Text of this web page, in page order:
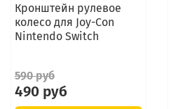
Кронштейн рулевое
колесо для Joy-Con
Nintendo Switch
590 руб
490 руб